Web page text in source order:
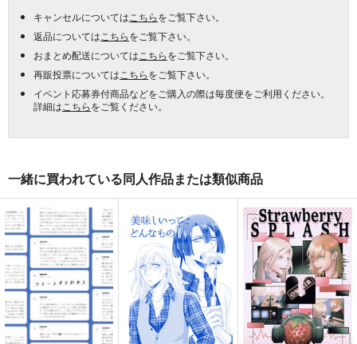
キャンセルについては こちらをご覧下さい。
返品については こちらをご覧下さい。
おまとめ配送については こちらをご覧下さい。
再販投票については こちらをご覧下さい。
イベント応募券付商品などをご購入の際は毎度便をご利用ください。
詳細は こちらをご覧ください。
一緒に買われている同人作品または類似商品